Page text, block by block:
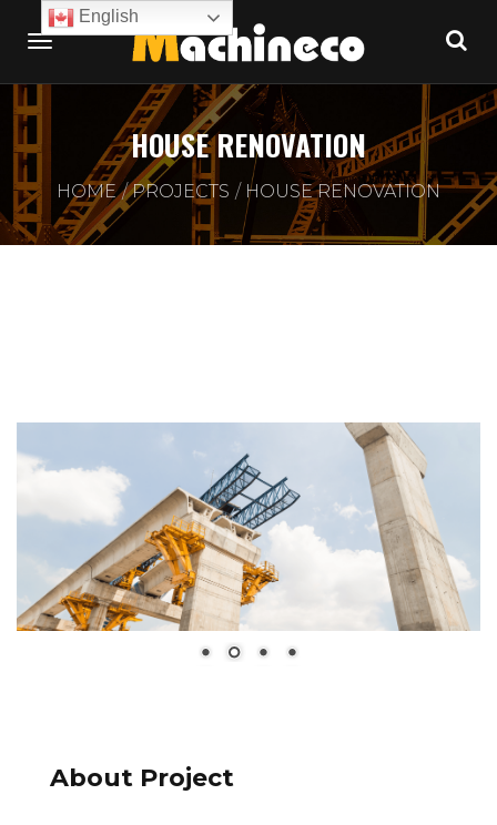
HOUSE RENOVATION
HOME PROJECTS HOUSE RENOVATION
About Project
English